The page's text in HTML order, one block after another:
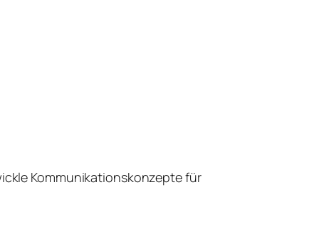
Kommunikationskonzepte für